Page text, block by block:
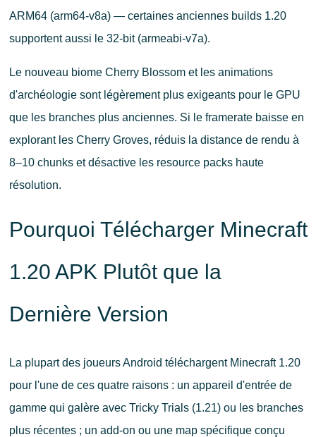
ARM64 (arm64-v8a) — certaines anciennes builds 1.20
supportent aussi le 32-bit (armeabi-v7a).
Le nouveau biome Cherry Blossom et les animations
d'archéologie sont légèrement plus exigeants pour le GPU
que les branches plus anciennes. Si le framerate baisse en
explorant les Cherry Groves, réduis la distance de rendu à
8–10 chunks et désactive les resource packs haute
résolution.
Pourquoi Télécharger Minecraft
1.20 APK Plutôt que la
Dernière Version
La plupart des joueurs Android téléchargent Minecraft 1.20
pour l'une de ces quatre raisons : un appareil d'entrée de
gamme qui galère avec Tricky Trials (1.21) ou les branches
plus récentes ; un add-on ou une map spécifique conçu